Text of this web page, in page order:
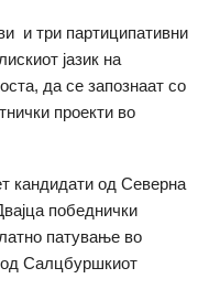
и три партиципативни
јазик на
да се запознаат со
проекти во
кандидати од Северна
победнички
патување во
од Салцбуршкиот